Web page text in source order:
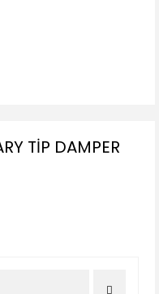
TİP DAMPER